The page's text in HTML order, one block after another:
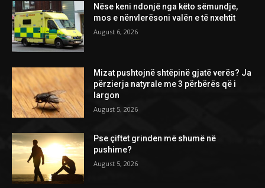
Nëse keni ndonjë nga këto sëmundje,
mos e nënvlerësoni valën e të nxehtit
August 6, 2026
Mizat pushtojnë shtëpinë gjatë verës? Ja
përzierja natyrale me 3 përbërës që i
largon
August 5, 2026
Pse çiftet grinden më shumë në
pushime?
August 5, 2026